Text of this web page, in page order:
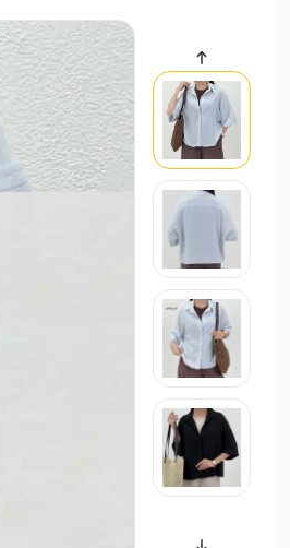
حراجی